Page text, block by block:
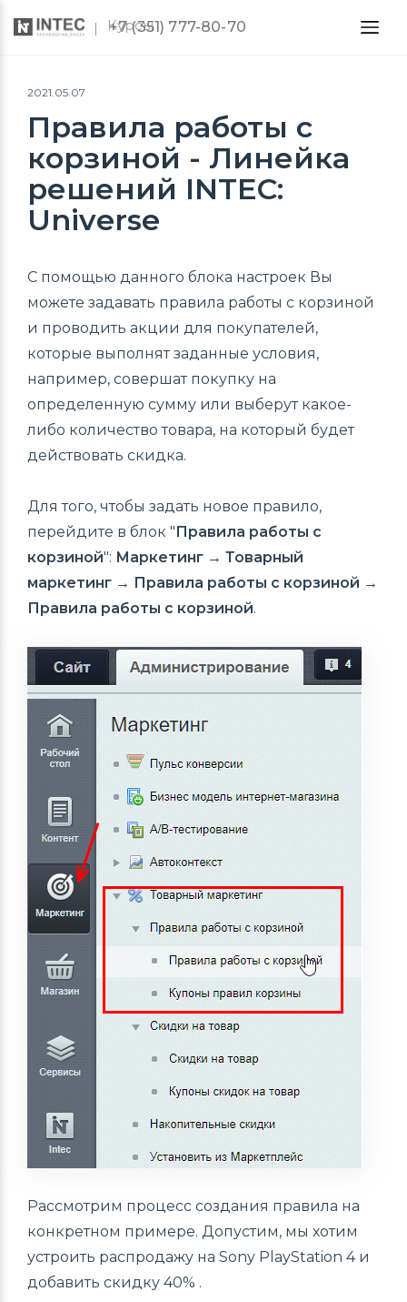
Курсы
+7 (351) 777-80-70
2021.05.07
Правила работы с
корзиной - Линейка
решений INTEC:
Universe
С помощью данного блока настроек Вы
можете задавать правила работы с корзиной
и проводить акции для покупателей,
которые выполнят заданные условия,
например, совершат покупку на
определенную сумму или выберут какое-
либо количество товара, на который будет
действовать скидка.
Для того, чтобы задать новое правило,
перейдите в блок "Правила работы с
корзиной": Маркетинг → Товарный
маркетинг → Правила работы с корзиной →
Правила работы с корзиной.
Рассмотрим процесс создания правила на
конкретном примере. Допустим, мы хотим
устроить распродажу на Sony PlayStation 4 и
добавить скидку 40% .